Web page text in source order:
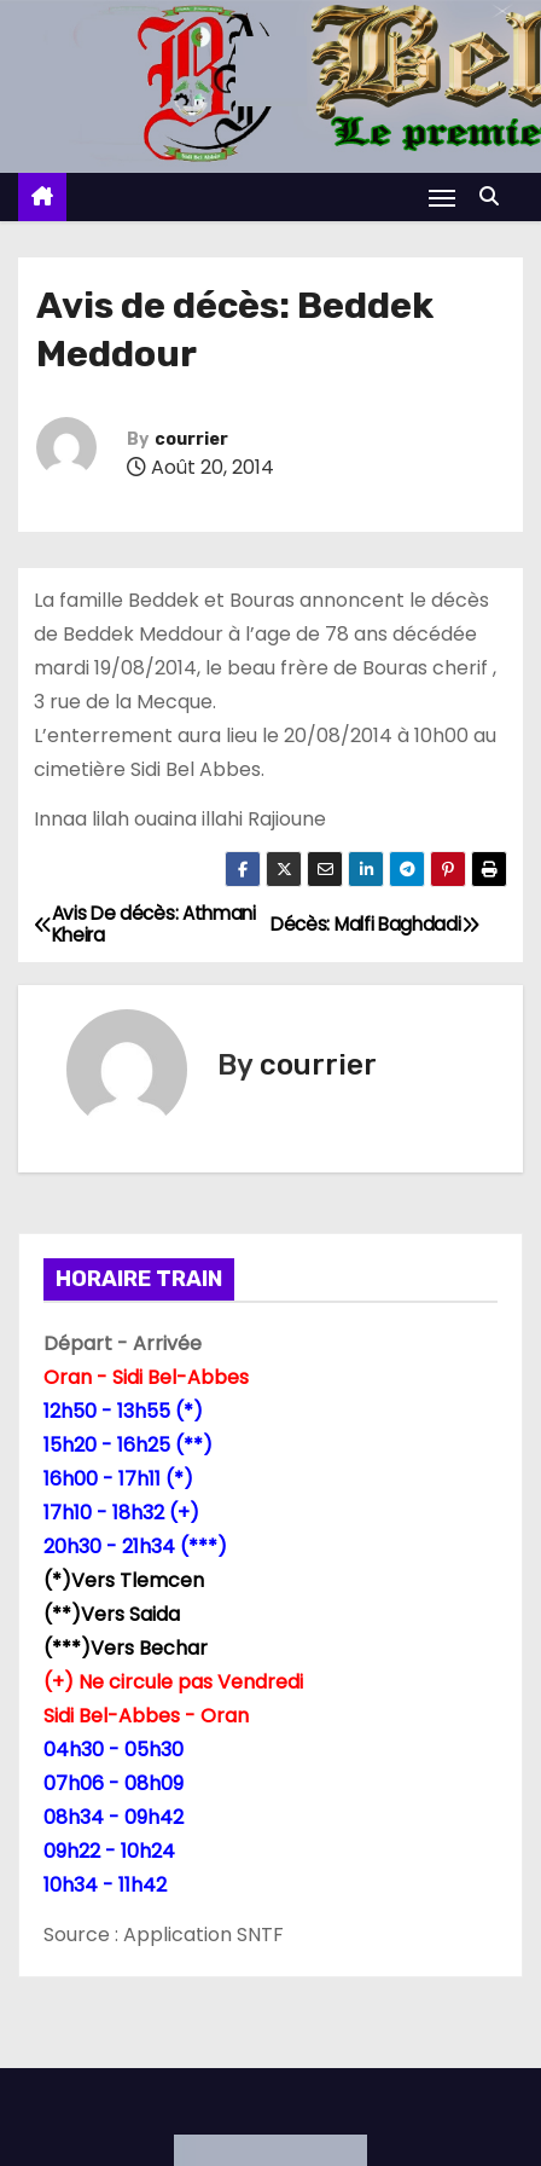
c
Avis de décès: Beddek
Meddour
By courrier
Août 20, 2014
La famille Beddek et Bouras annoncent le décès
de Beddek Meddour à l’age de 78 ans décédée
mardi 19/08/2014, le beau frère de Bouras cherif ,
3 rue de la Mecque.
L’enterrement aura lieu le 20/08/2014 à 10h00 au
cimetière Sidi Bel Abbes.
Innaa lilah ouaina illahi Rajioune
N
a
a
o
n
d
e
a
r
t
c
e
Décès: Malfi Baghdadi
Avis De décès: Athmani
Kheira
By courrier
HORAIRE TRAIN
Départ - Arrivée
Oran - Sidi Bel-Abbes
12h50 - 13h55 (*)
15h20 - 16h25 (**)
16h00 - 17h11 (*)
17h10 - 18h32 (+)
20h30 - 21h34 (***)
(*)Vers Tlemcen
(**)Vers Saida
(***)Vers Bechar
(+) Ne circule pas Vendredi
Sidi Bel-Abbes - Oran
04h30 - 05h30
07h06 - 08h09
08h34 - 09h42
09h22 - 10h24
10h34 - 11h42
Source : Application SNTF